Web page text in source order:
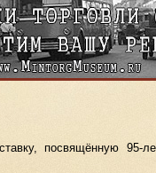
посвящённую